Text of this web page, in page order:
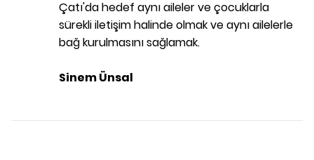
Çatı'da hedef aynı aileler ve çocuklarla
sürekli iletişim halinde olmak ve aynı ailelerle
bağ kurulmasını sağlamak.
Sinem Ünsal